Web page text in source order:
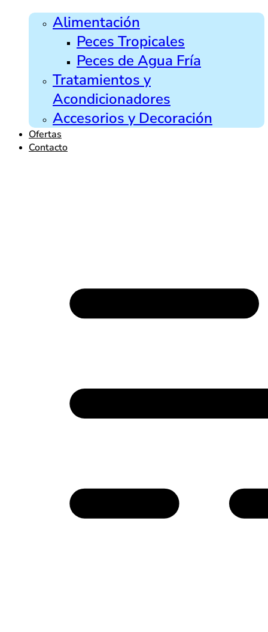
Alimentación
Peces Tropicales
Peces de Agua Fría
Tratamientos y
Acondicionadores
Accesorios y Decoración
Ofertas
Contacto